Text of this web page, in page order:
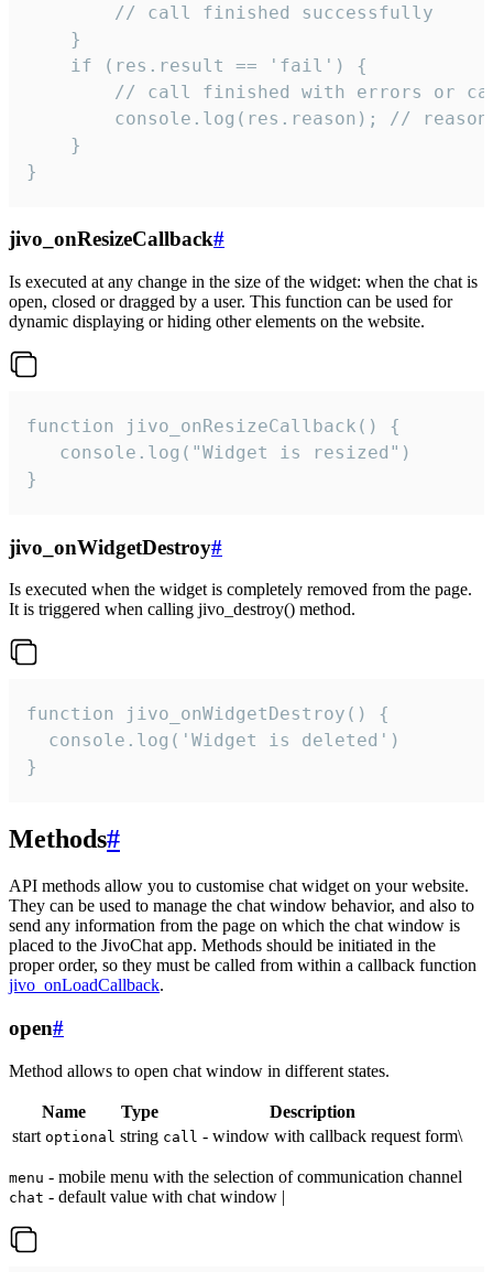
        // call finished successfully
    }
    if (res.result == 'fail') {
// call finished with errors or
console.log(res.reason); //
    }
}
jivo_onResizeCallback#
Is executed at any change in the size of the widget: when the chat is
open, closed or dragged by a user. This function can be used for
dynamic displaying or hiding other elements on the website.
function jivo_onResizeCallback() {
   console.log("Widget is resized")
}
jivo_onWidgetDestroy#
Is executed when the widget is completely removed from the page.
It is triggered when calling jivo_destroy() method.
function jivo_onWidgetDestroy() {
  console.log('Widget is deleted')
}
Methods#
API methods allow you to customise chat widget on your website.
They can be used to manage the chat window behavior, and also to
send any information from the page on which the chat window is
placed to the JivoChat app. Methods should be initiated in the
proper order, so they must be called from within a callback function
jivo_onLoadCallback.
open#
Method allows to open chat window in different states.
Name Type
Description
start optional string call - window with callback request form\
menu - mobile menu with the selection of communication channel
chat - default value with chat window |